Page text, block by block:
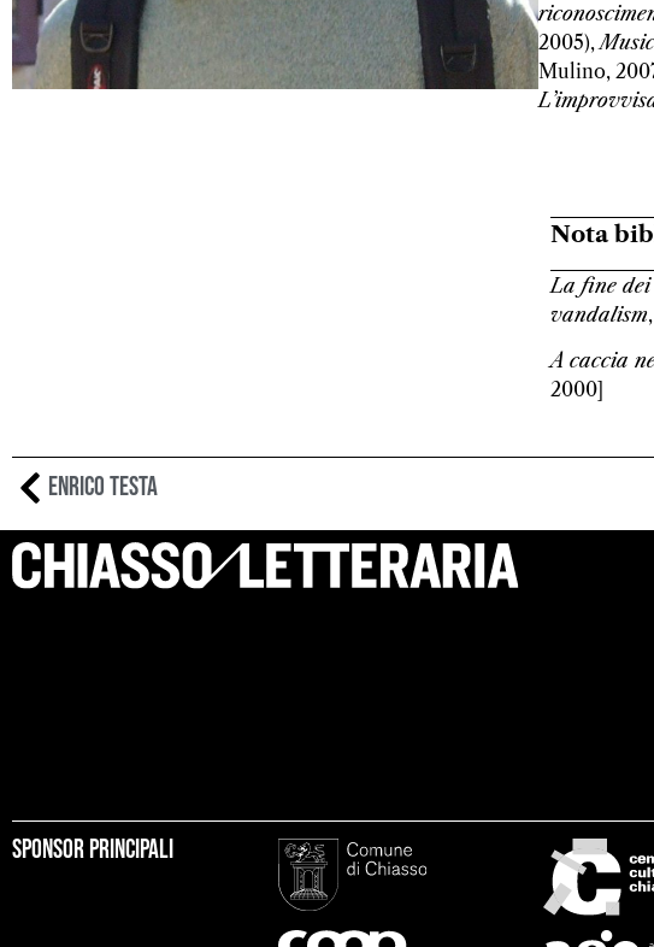
2005),
Mulino,
Nota
La fine
vandalism
A caccia
2000]
Enrico Testa
Sponsor principali